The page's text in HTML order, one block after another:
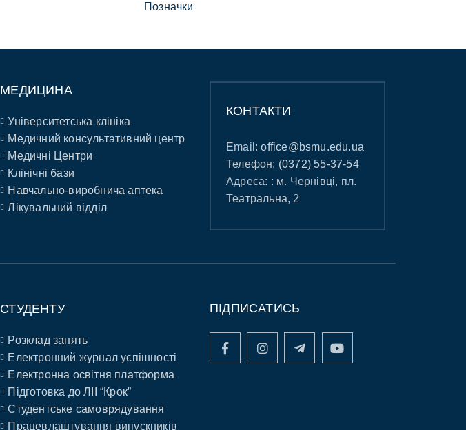
Позначки
МЕДИЦИНА
Університетська клініка
Медичний консультативний центр
Медичні Центри
Клінічні бази
Навчально-виробнича аптека
Лікувальний відділ
КОНТАКТИ
Email:office@bsmu.edu.ua
Телефон: (0372) 55-37-54
Адреса: : м. Чернівці, пл.
Театральна, 2
СТУДЕНТУ
Розклад занять
Електронний журнал успішності
Електронна освітня платформа
Підготовка до ЛІІ “Крок”
Студентське самоврядування
Працевлаштування випускників
ПІДПИСАТИСЬ